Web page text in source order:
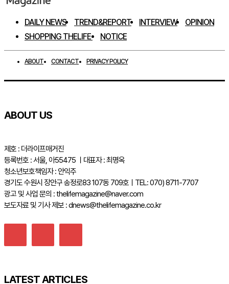
DAILY NEWS TREND&REPORT INTERVIEW
OPINION
SHOPPING THELIFE
NOTICE
ABOUT CONTACT PRIVACY POLICY
ABOUT US
제호 : 더라이프매거진
등록번호 : 서울, 아55475 ㅣ대표자 : 최명옥
청소년보호책임자 : 안익주
경기도 수원시 장안구 송정로83 107동 709호ㅣTEL: 070) 8711-7707
광고 및 사업 문의 : thelifemagazine@naver.com
보도자료 및 기사 제보 : dnews@thelifemagazine.co.kr
LATEST ARTICLES